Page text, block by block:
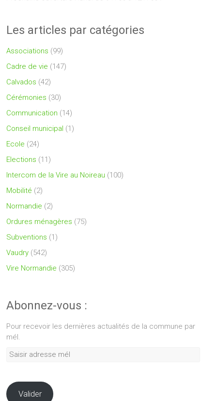
Les articles par catégories
Associations (99)
Cadre de vie (147)
Calvados (42)
Cérémonies (30)
Communication (14)
Conseil municipal (1)
Ecole (24)
Elections (11)
Intercom de la Vire au Noireau (100)
Mobilité (2)
Normandie (2)
Ordures ménagères (75)
Subventions (1)
Vaudry (542)
Vire Normandie (305)
Abonnez-vous :
Pour recevoir les dernières actualités de la commune par
mél.
Saisir
Valider